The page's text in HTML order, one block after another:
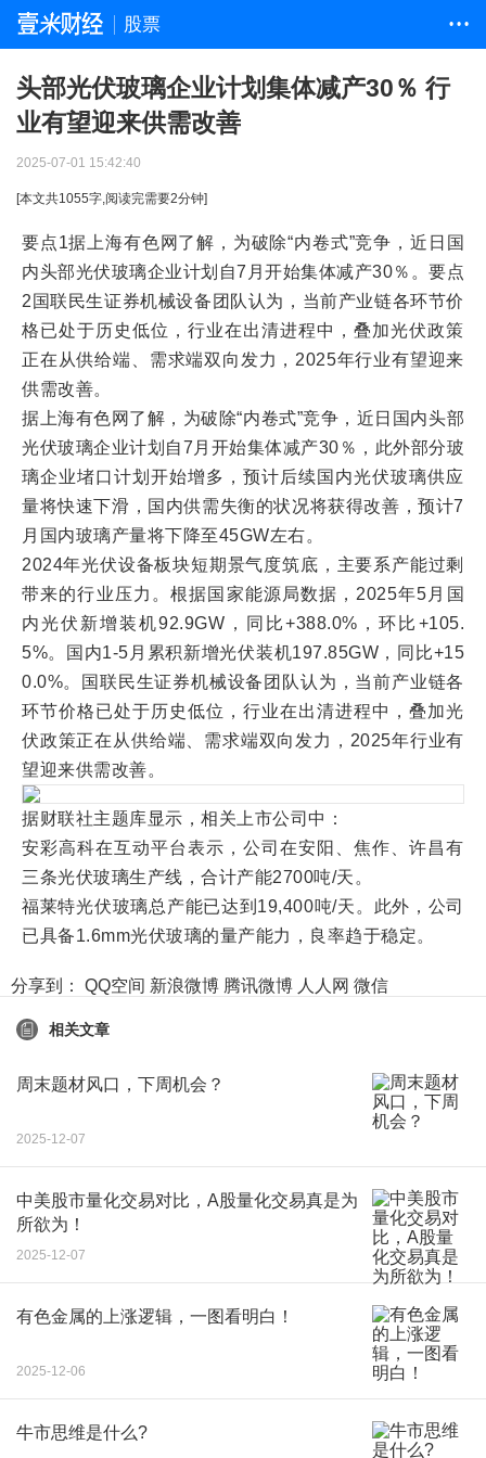
股票 • • •
头部光伏玻璃企业计划集体减产30％ 行
业有望迎来供需改善
2025-07-01 15:42:40
[本文共1055字,阅读完需要2分钟]
要点1据上海有色网了解，为破除“内卷式”竞争，近日国
内头部光伏玻璃企业计划自7月开始集体减产30％。要点
2国联民生证券机械设备团队认为，当前产业链各环节价
格已处于历史低位，行业在出清进程中，叠加光伏政策
正在从供给端、需求端双向发力，2025年行业有望迎来
供需改善。
据上海有色网了解，为破除“内卷式”竞争，近日国内头部
光伏玻璃企业计划自7月开始集体减产30％，此外部分玻
璃企业堵口计划开始增多，预计后续国内光伏玻璃供应
量将快速下滑，国内供需失衡的状况将获得改善，预计7
月国内玻璃产量将下降至45GW左右。
2024年光伏设备板块短期景气度筑底，主要系产能过剩
带来的行业压力。根据国家能源局数据，2025年5月国
内光伏新增装机92.9GW，同比+388.0%，环比+105.
5%。国内1-5月累积新增光伏装机197.85GW，同比+15
0.0%。国联民生证券机械设备团队认为，当前产业链各
环节价格已处于历史低位，行业在出清进程中，叠加光
伏政策正在从供给端、需求端双向发力，2025年行业有
望迎来供需改善。
据财联社主题库显示，相关上市公司中：
安彩高科在互动平台表示，公司在安阳、焦作、许昌有
三条光伏玻璃生产线，合计产能2700吨/天。
福莱特光伏玻璃总产能已达到19,400吨/天。此外，公司
已具备1.6mm光伏玻璃的量产能力，良率趋于稳定。
分享到： QQ空间 新浪微博 腾讯微博 人人网 微信
相关文章
周末题材风口，下周机会？
2025-12-07
中美股市量化交易对比，A股量化交易真是为
所欲为！
2025-12-07
有色金属的上涨逻辑，一图看明白！
2025-12-06
牛市思维是什么?